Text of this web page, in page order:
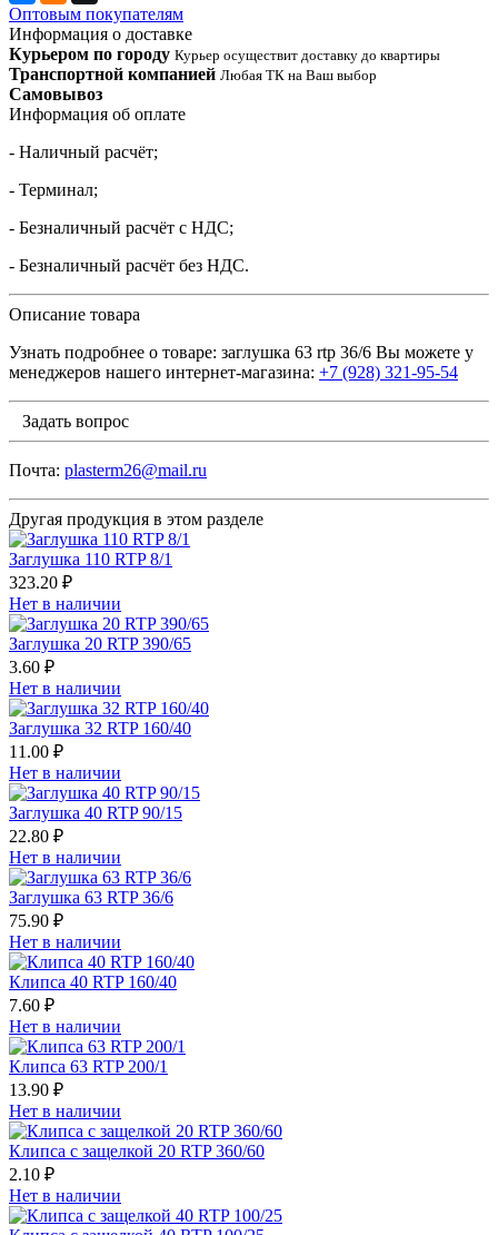
Оптовым покупателям
Информация о доставке
Курьером по городу Курьер осуществит доставку до квартиры
Транспортной компанией Любая ТК на Ваш выбор
Самовывоз
Информация об оплате
- Наличный расчёт;
- Терминал;
- Безналичный расчёт с НДС;
- Безналичный расчёт без НДС.
Описание товара
Узнать подробнее о товаре: заглушка 63 rtp 36/6 Вы можете у
менеджеров нашего интернет-магазина: +7 (928) 321-95-54
Задать вопрос
Почта: plasterm26@mail.ru
Другая продукция в этом разделе
Заглушка 110 RTP 8/1
323.20 ₽
Нет в наличии
Заглушка 20 RTP 390/65
3.60 ₽
Нет в наличии
Заглушка 32 RTP 160/40
11.00 ₽
Нет в наличии
Заглушка 40 RTP 90/15
22.80 ₽
Нет в наличии
Заглушка 63 RTP 36/6
75.90 ₽
Нет в наличии
Клипса 40 RTP 160/40
7.60 ₽
Нет в наличии
Клипса 63 RTP 200/1
13.90 ₽
Нет в наличии
Клипса с защелкой 20 RTP 360/60
2.10 ₽
Нет в наличии